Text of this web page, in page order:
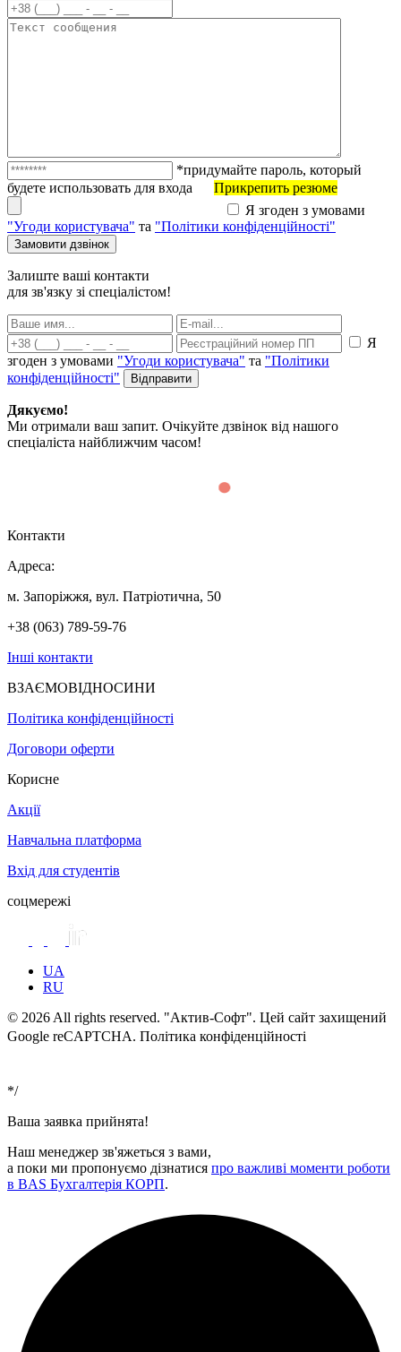
*придумайте пароль, который
будете использовать для входа
Прикрепить резюме
Я згоден з умовами
"Угоди користувача" та "Політики конфіденційності"
Залиште ваші контакти
для зв'язку зі спеціалістом!
Я
згоден з умовами "Угоди користувача" та "Політики
конфіденційності"
Дякуємо!
Ми отримали ваш запит. Очікуйте дзвінок від нашого
спеціаліста найближчим часом!
Контакти
Адреса:
м. Запоріжжя, вул. Патріотична, 50
+38 (063) 789-59-76
Інші контакти
ВЗАЄМОВІДНОСИНИ
Політика конфіденційності
Договори оферти
Корисне
Акції
Навчальна платформа
Вхід для студентів
соцмережі
UA
RU
© 2026 All rights reserved. "Актив-Софт". Цей сайт захищений
Google reCAPTCHA. Політика конфіденційності
*/
Ваша заявка прийнята!
Наш менеджер зв'яжеться з вами,
а поки ми пропонуємо дізнатися про важливі моменти роботи
в BAS Бухгалтерія КОРП.